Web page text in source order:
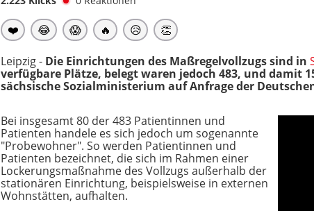
❤️ 😂 😱 🔥 😥 👏
Leipzig - Die Einrichtungen des Maßregelvollzugs sind in
verfügbare Plätze, belegt waren jedoch 483, und damit
sächsische Sozialministerium auf Anfrage der
Bei insgesamt 80 der 483 Patientinnen und
Patienten handele es sich jedoch um sogenannte
"Probewohner". So werden Patientinnen und
Patienten bezeichnet, die sich im Rahmen einer
Lockerungsmaßnahme des Vollzugs außerhalb der
stationären Einrichtung, beispielsweise in externen
Wohnstätten, aufhalten.